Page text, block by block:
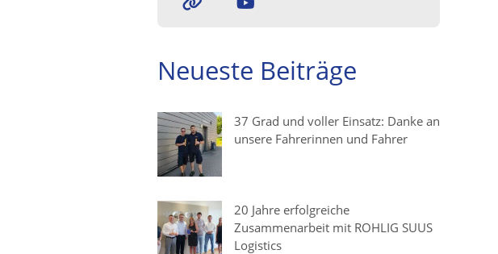
Neueste Beiträge
37 Grad und voller Einsatz: Danke an
unsere Fahrerinnen und Fahrer
20 Jahre erfolgreiche
Zusammenarbeit mit ROHLIG SUUS
Logistics